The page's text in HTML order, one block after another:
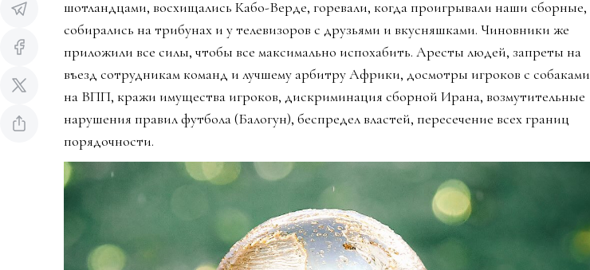
шотландцами, восхищались Кабо-Верде, горевали, когда проигрывали наши сборные,
собирались на трибунах и у телевизоров с друзьями и вкусняшками. Чиновники же
приложили все силы, чтобы все максимально испохабить. Аресты людей, запреты на
въезд сотрудникам команд и лучшему арбитру Африки, досмотры игроков с собаками
на ВПП, кражи имущества игроков, дискриминация сборной Ирана, возмутительные
нарушения правил футбола (Балогун), беспредел властей, пересечение всех границ
порядочности.